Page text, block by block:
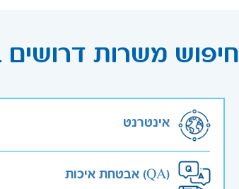
חיפוש משרות
אינטרנט
אבטחת איכות (QA)